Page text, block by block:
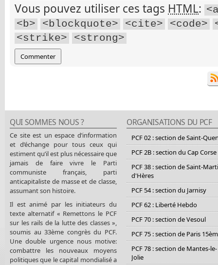
Vous pouvez utiliser ces tags HTML:
<b>
<blockquote> <cite> <code>
<strike>
<strong>
QUI SOMMES NOUS ?
Ce site est un espace d’information
et d’échange pour tous ceux qui
estiment qu’il est plus nécessaire que
jamais de faire vivre le Parti
communiste français, parti
anticapitaliste de masse et de classe,
assumant son histoire.
Il est animé par les initiateurs du
texte alternatif « Remettons le PCF
sur les rails de la lutte des classes »,
soumis au 33ème congrès du PCF.
Une double urgence nous motive:
combattre les nouveaux moyens
politiques que le capital mondialisé a
ORGANISATIONS DU PCF
PCF 02 : section de Saint-
PCF 2B : section du Cap Corse
PCF 38 : section de Saint-
d'Hères
PCF 54 : section du Jarnisy
PCF 62 : Liberté Hebdo
PCF 70 : section de Vesoul
PCF 75 : section de Paris
PCF 78 : section de Mantes-le-
Jolie